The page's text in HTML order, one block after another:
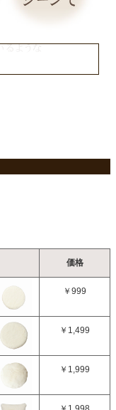
価格
￥999
￥1,499
￥1,999